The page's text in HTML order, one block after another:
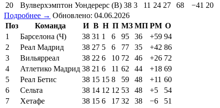
20
Вулверхэмптон Уондерерс (В) 38 3 11 24 27 68 −41 20
Подробнее → Обновлено: 04.06.2026
Поз
Команда И В Н П МЗ МП РМ О
1
Барселона (Ч) 38 31 1 6 95 36 +59 94
2
Реал Мадрид 38 27 5 6 77 35 +42 86
3
Вильярреал 38 22 6 10 72 46 +26 72
4
Атлетико Мадрид 38 21 6 11 62 44 +18 69
5
Реал Бетис 38 15 15 8 59 48 +11 60
6
Сельта 38 14 12 12 53 48 +5
54
7
Хетафе 38 15 6 17 32 38 −6
51